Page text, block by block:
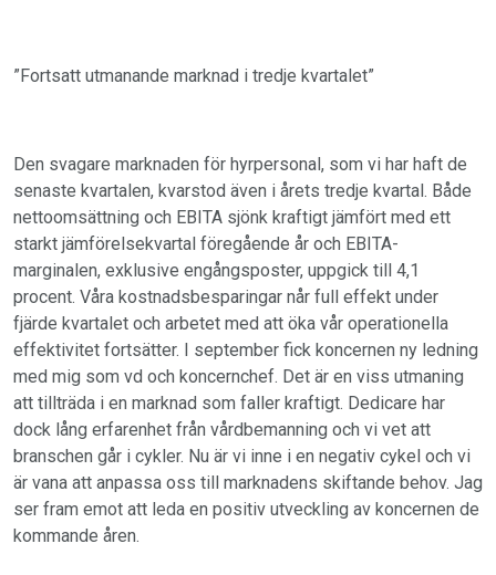
”Fortsatt utmanande marknad i tredje kvartalet”
Den svagare marknaden för hyrpersonal, som vi har haft de
senaste kvartalen, kvarstod även i årets tredje kvartal. Både
nettoomsättning och EBITA sjönk kraftigt jämfört med ett
starkt jämförelsekvartal föregående år och EBITA-
marginalen, exklusive engångsposter, uppgick till 4,1
procent. Våra kostnadsbesparingar når full effekt under
fjärde kvartalet och arbetet med att öka vår operationella
effektivitet fortsätter. I september fick koncernen ny ledning
med mig som vd och koncernchef. Det är en viss utmaning
att tillträda i en marknad som faller kraftigt. Dedicare har
dock lång erfarenhet från vårdbemanning och vi vet att
branschen går i cykler. Nu är vi inne i en negativ cykel och vi
är vana att anpassa oss till marknadens skiftande behov. Jag
ser fram emot att leda en positiv utveckling av koncernen de
kommande åren.